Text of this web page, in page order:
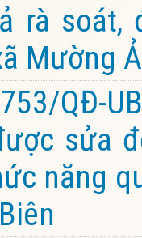
rà
Mường
QĐ-
sửa
năng